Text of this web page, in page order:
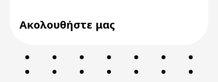
Ακολουθήστε μας